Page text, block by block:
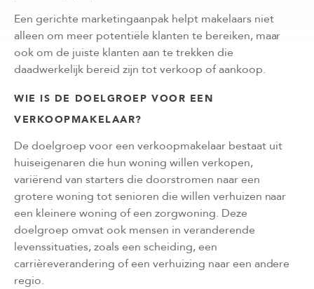
Een gerichte marketingaanpak helpt makelaars niet
alleen om meer potentiële klanten te bereiken, maar
ook om de juiste klanten aan te trekken die
daadwerkelijk bereid zijn tot verkoop of aankoop.
WIE IS DE DOELGROEP VOOR EEN
VERKOOPMAKELAAR?
De doelgroep voor een verkoopmakelaar bestaat uit
huiseigenaren die hun woning willen verkopen,
variërend van starters die doorstromen naar een
grotere woning tot senioren die willen verhuizen naar
een kleinere woning of een zorgwoning. Deze
doelgroep omvat ook mensen in veranderende
levenssituaties, zoals een scheiding, een
carrièreverandering of een verhuizing naar een andere
regio.